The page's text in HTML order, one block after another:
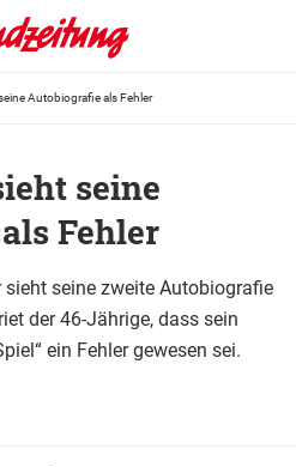
Autobiografie als Fehler
seine
Fehler
sieht seine zweite Autobiografie
der 46-Jährige, dass sein
ein Fehler gewesen sei.